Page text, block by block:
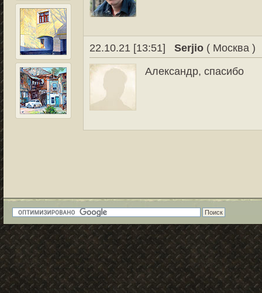
22.10.21 [13:51] Serjio ( Москва )
Александр, спасибо